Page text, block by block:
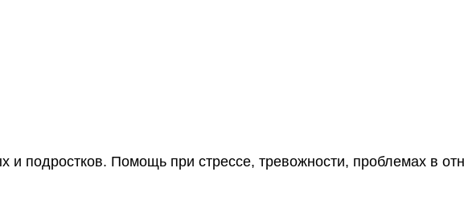
и подростков. Помощь при стрессе, тревожности, проблемах в